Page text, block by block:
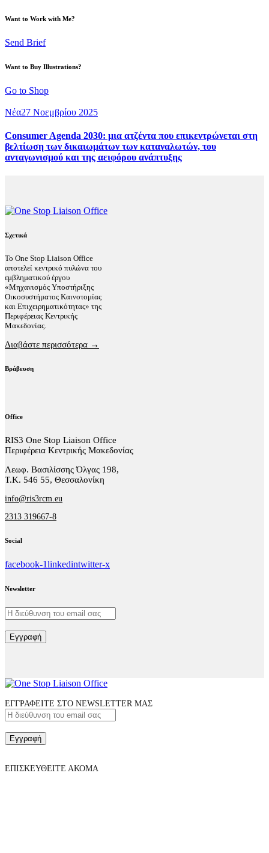
Want to Work with Me?
Send Brief
Want to Buy Illustrations?
Go to Shop
Νέα27 Νοεμβρίου 2025
Consumer Agenda 2030: μια ατζέντα που επικεντρώνεται στη
βελτίωση των δικαιωμάτων των καταναλωτών, του
ανταγωνισμού και της αειφόρου ανάπτυξης
Σχετικά
Το One Stop Liaison Office
αποτελεί κεντρικό πυλώνα του
εμβληματικού έργου
«Μηχανισμός Υποστήριξης
Οικοσυστήματος Καινοτομίας
και Επιχειρηματικότητας» της
Περιφέρειας Κεντρικής
Μακεδονίας.
Διαβάστε περισσότερα →
Βράβευση
Office
RIS3 One Stop Liaison Office
Περιφέρεια Κεντρικής Μακεδονίας
Λεωφ. Βασιλίσσης Όλγας 198,
Τ.Κ. 546 55, Θεσσαλονίκη
info@ris3rcm.eu
2313 319667-8
Social
facebook-1linkedintwitter-x
Newsletter
Εγγραφή
ΕΓΓΡΑΦΕΙΤΕ ΣΤΟ NEWSLETTER ΜΑΣ
Εγγραφή
ΕΠΙΣΚΕΥΘΕΙΤΕ ΑΚΟΜΑ